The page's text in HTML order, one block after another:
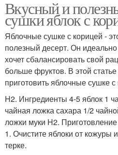
Вкусный и
сушки яблок с
Яблочные сушке с корицей -
полезный десерт. Он идеально
хочет сбалансировать свой
больше фруктов. В этой
приготовить яблочные сушке
H2. Ингредиенты 4-5 яблок 1
чайная ложка сахара 1/2
ложки муки H2. Приготовление
1. Очистите яблоки от кожуры
терке.